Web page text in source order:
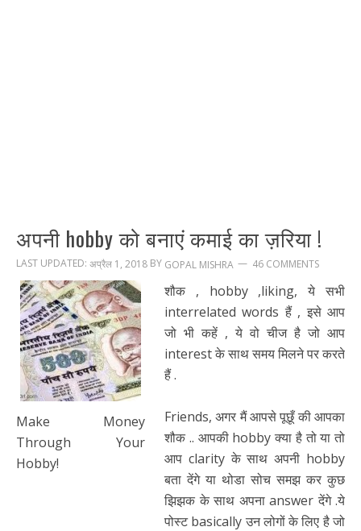
अपनी hobby को बनाएं कमाई का ज़रिया !
LAST UPDATED: अप्रैल 1, 2018 BY GOPAL MISHRA 46 COMMENTS
Make Money
Through Your
Hobby!
शौक , hobby ,liking, ये सभी
interrelated words हैं , इसे आप
जो भी कहें , ये वो चीज है जो आप
interest के साथ समय मिलने पर करते
हैं .
Friends, अगर मैं आपसे पूछूँ की आपका
शौक .. आपकी hobby क्या है तो या तो
आप clarity के साथ अपनी hobby
बता देंगे या थोडा सोच समझ कर कुछ
झिझक के साथ अपना answer देंगे .ये
पोस्ट basically उन लोगों के लिए है जो